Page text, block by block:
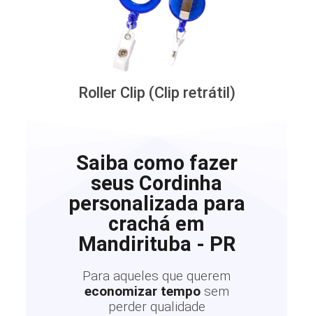
Roller Clip (Clip retrátil)
Saiba como fazer
seus Cordinha
personalizada para
crachá em
Mandirituba - PR
Para aqueles que querem
economizar tempo sem
perder qualidade